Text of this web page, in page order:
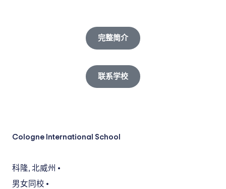
完整简介
联系学校
Cologne International School
科隆, 北威州 •
男女同校 •